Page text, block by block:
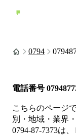
0794
電話番号
こちらのページで
別・地域・業界
0794-87-7373は、